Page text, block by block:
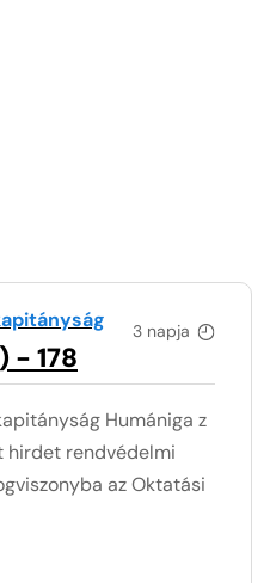
3 napja
- 178
Humániga z
hirdet rendvédelmi
az Oktatási